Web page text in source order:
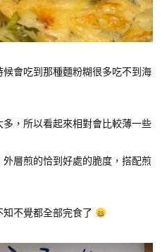
會吃到那種麵粉糊很多吃不到海
，所以看起來相對會比較薄一些
層煎的恰到好處的脆度，搭配煎
不覺都全部完食了